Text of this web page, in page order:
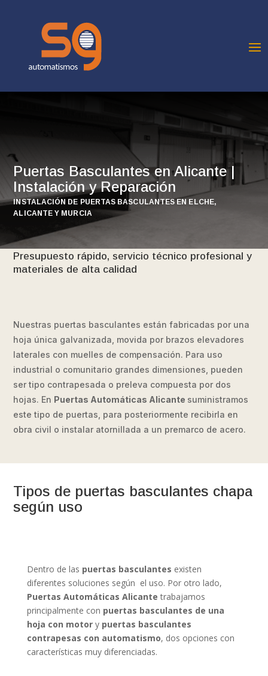
Puertas Basculantes en Alicante |
Instalación y Reparación
INSTALACIÓN DE PUERTAS BASCULANTES EN ELCHE,
ALICANTE Y MURCIA
Presupuesto rápido, servicio técnico profesional y
materiales de alta calidad
Nuestras puertas basculantes están fabricadas por una
hoja única galvanizada, movida por brazos elevadores
laterales con muelles de compensación. Para uso
industrial o comunitario grandes dimensiones, pueden
ser tipo contrapesada o preleva compuesta por dos
hojas. En Puertas Automáticas Alicante suministramos
este tipo de puertas, para posteriormente recibirla en
obra civil o instalar atornillada a un premarco de acero.
Tipos de puertas basculantes chapa
según uso
Dentro de las puertas basculantes existen
diferentes soluciones según el uso. Por otro lado,
Puertas Automáticas Alicante trabajamos
principalmente con puertas basculantes de una
hoja con motory puertas basculantes
contrapesas con automatismo, dos opciones con
características muy diferenciadas.